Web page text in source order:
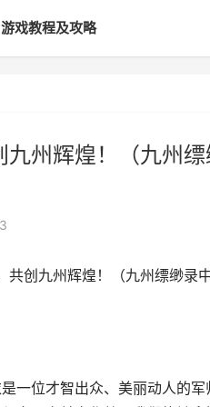
游戏教程及攻略
州辉煌！（九州
创九州辉煌！（九州缥缈录
一位才智出众、美丽动人的